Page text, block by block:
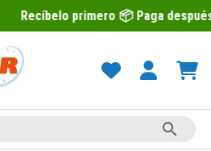
📦 Paga después con Sequra 💶
